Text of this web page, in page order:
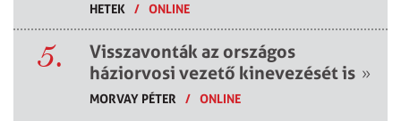
HETEK / ONLINE
5.
Visszavonták az országos
háziorvosi vezető kinevezését is »
MORVAY PÉTER / ONLINE